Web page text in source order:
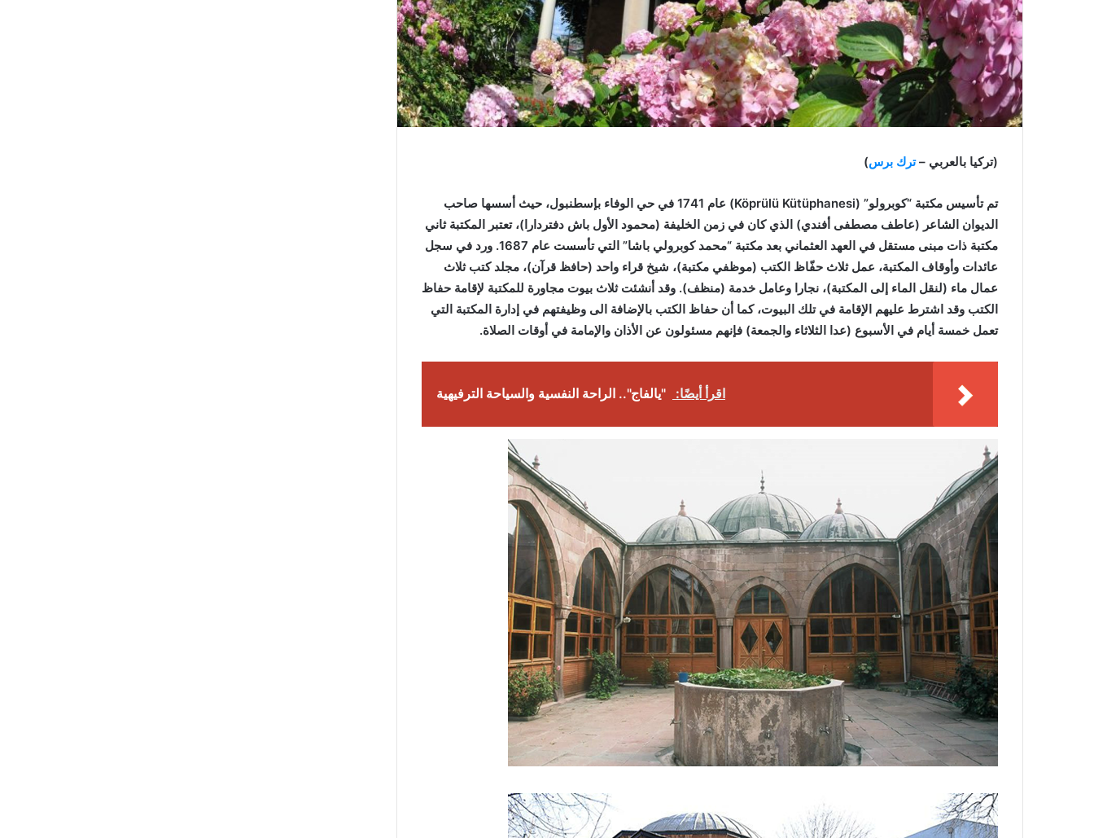
(تركيا بالعربي –ترك برس)
تم تأسيس مكتبة “كوبرولو” (Köprülü Kütüphanesi) عام 1741 في حي الوفاء بإسطنبول، حيث أسسها صاحب
الديوان الشاعر (عاطف مصطفى أفندي) الذي كان في زمن الخليفة (محمود الأول باش دفتردارا)، تعتبر المكتبة ثاني
مكتبة ذات مبنى مستقل في العهد العثماني بعد مكتبة “محمد كوبرولي باشا” التي تأسست عام 1687. ورد في سجل
عائدات وأوقاف المكتبة، عمل ثلاث حفّاظ الكتب (موظفي مكتبة)، شيخ قراء واحد (حافظ قرآن)، مجلد كتب ثلاث
عمال ماء (لنقل الماء إلى المكتبة)، نجارا وعامل خدمة (منظف). وقد أنشئت ثلاث بيوت مجاورة للمكتبة لإقامة حفاظ
الكتب وقد اشترط عليهم الإقامة في تلك البيوت، كما أن حفاظ الكتب بالإضافة الى وظيفتهم في إدارة المكتبة التي
تعمل خمسة أيام في الأسبوع (عدا الثلاثاء والجمعة) فإنهم مسئولون عن الأذان والإمامة في أوقات الصلاة.
اقرأ أيضًا: "يالفاج".. الراحة النفسية والسياحة الترفيهية